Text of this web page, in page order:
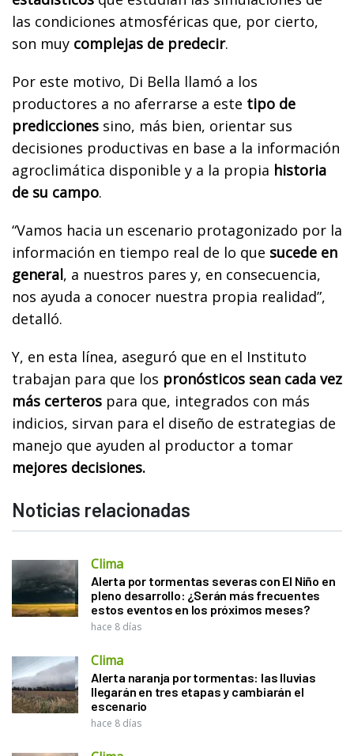
las condiciones atmosféricas que, por cierto,
son muy complejas de predecir.
Por este motivo, Di Bella llamó a los
productores a no aferrarse a este tipo de
predicciones sino, más bien, orientar sus
decisiones productivas en base a la información
agroclimática disponible y a la propia historia
de su campo.
“Vamos hacia un escenario protagonizado por la
información en tiempo real de lo que sucede en
general, a nuestros pares y, en consecuencia,
nos ayuda a conocer nuestra propia realidad”,
detalló.
Y, en esta línea, aseguró que en el Instituto
trabajan para que los pronósticos sean cada vez
más certeros para que, integrados con más
indicios, sirvan para el diseño de estrategias de
manejo que ayuden al productor a tomar
mejores decisiones.
Noticias relacionadas
Clima
Alerta por tormentas severas con El Niño en
pleno desarrollo: ¿Serán más frecuentes
estos eventos en los próximos meses?
hace 8 días
Clima
Alerta naranja por tormentas: las lluvias
llegarán en tres etapas y cambiarán el
escenario
hace 8 días